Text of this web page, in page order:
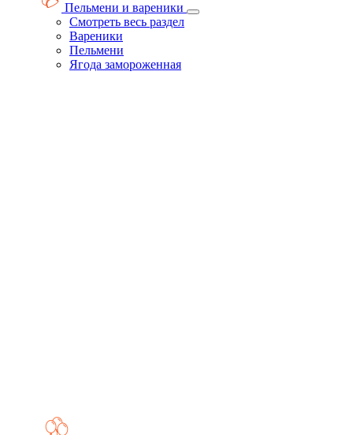
Пельмени и вареники
Смотреть весь раздел
Вареники
Пельмени
Ягода замороженная